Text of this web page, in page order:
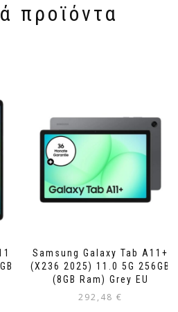
προϊόντα
Samsung Galaxy Tab A11+
(X236 2025) 11.0 5G 256GB
(8GB Ram) Grey EU
292,48 €